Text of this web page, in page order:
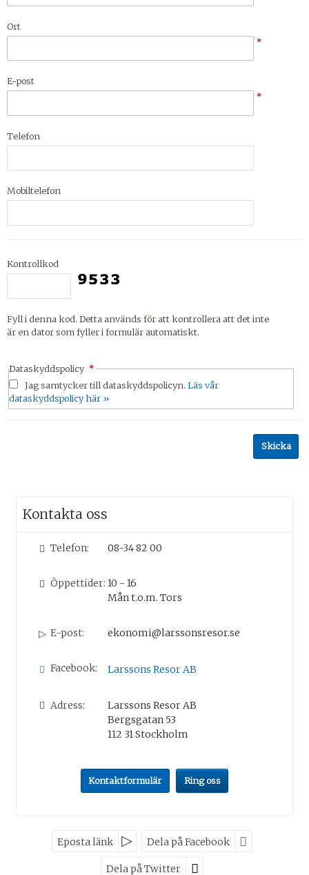
Ort
*
E-post
*
Telefon
Mobiltelefon
Kontrollkod
Fyll i denna kod. Detta används för att kontrollera att det inte
är en dator som fyller i formulär automatiskt.
Dataskyddspolicy *
Jag samtycker till dataskyddspolicyn. Läs vår
dataskyddspolicy här »
Kontakta oss
Telefon: 08-34 82 00
Öppettider: 10 - 16
Mån t.o.m. Tors
E-post: ekonomi@larssonsresor.se
Facebook: Larssons Resor AB
Adress:
Larssons Resor AB
Bergsgatan 53
112 31Stockholm
Kontaktformulär Ring oss
Nyhetsbrev
Eposta länk Dela på Facebook
Dela på Twitter